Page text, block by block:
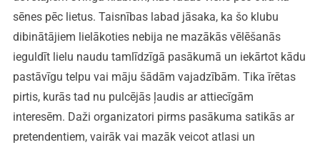
sēnes pēc lietus. Taisnības labad jāsaka, ka šo klubu
dibinātājiem lielākoties nebija ne mazākās vēlēšanās
ieguldīt lielu naudu tamlīdzīgā pasākumā un iekārtot kādu
pastāvīgu telpu vai māju šādām vajadzībām. Tika īrētas
pirtis, kurās tad nu pulcējās ļaudis ar attiecīgām
interesēm. Daži organizatori pirms pasākuma satikās ar
pretendentiem, vairāk vai mazāk veicot atlasi un